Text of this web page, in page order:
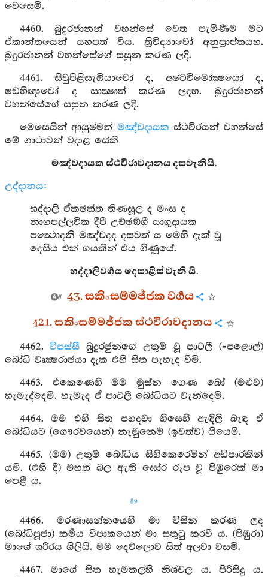
වෙසෙමි.
4460. බුදුරජානන් වහන්සේ වෙත පැමිණීම මට
ඒකාන්තයෙන් යහපත් විය. ත්‍රිවිද්‍යාවෝ අනුප්‍රාප්තයහ.
බුදුරජානන් වහන්සේගේ සසුන කරණ ලදි.
4461. සිවුපිළිසැඹියාවෝ ද, අෂ්ටවිමෝක්‍ෂයෝ ද,
ෂඩභිඥාවෝ ද සාක්‍ෂාත් කරණ ලදහ. බුදුරජානන්
වහන්සේගේ සසුන කරණ ලදි.
මෙසෙයින් ආයුෂ්මත් මඤ්චදායක ස්ථවිරයන් වහන්සේ
මේ ගාථාවන් වදාළ සේකි
මඤ්චදායක ස්ථවිරාවදානය දසවැනියි.
උද්දානය:
භද්දාලි ඒකඡත්ත තිණසූල ද මංස ද
නාගපල්ලවික දීපී උච්ඡඞ්ගී යාගුදායක
පත්‍ථොදනී මඤ්චදද දසවත් ය මෙහි දැක් වූ
දෙසිය එක් ගයකින් එය ගිණූයේ.
භද්දාලිවර්‍ගය දෙසාළිස් වැනි යි.
43. සකිංසම්මජ්ජක වර්‍ගය
421. සකිංසම්මජ්ජක ස්ථවිරාවදානය
4462.විපස්සී බුදුරජුන්ගේ උතුම් වූ පාටලී (=පළොල්)
බෝධි වෘක්‍ෂරාජයා දැක එහි සිත පැහැද වීමි.
4463. එකෙණෙහි මම මුස්න ගෙණ බෝ (මළුව)
හැමැද්දෙමි. හැමැද ඒ පාටලී බෝධියට වැන්දෙමි.
4464. මම එහි සිත පහදවා හිසෙහි ඇඳිලි බැඳ ඒ
බෝධියට (ගෞරවයෙන්) නැමුනෙම් (ඉවත්ව) ගියෙමි.
4465. (මම) උතුම් බෝධිය සිහිකෙරෙමින් අඩිපාරකින්
යමි. (එහි දී) මහත් බල ඇති ඝෝර රූප වූ පිඹුරෙක් මා
පෙළී ය.
89
4466. මරණාසන්නයෙහි මා විසින් කරණ ලද
(බෝධිපූජා) කර්‍මය විපාකයෙන් මා සතුටු කරවී ය. (පිඹුරා)
මාගේ ශරීරය ගිලියි. මම දෙව්ලොව සිත් අලවා වසමි.
4467. මාගේ සිත හැමකල්හි නිශ්චල ය. පිරිසිදු ය.